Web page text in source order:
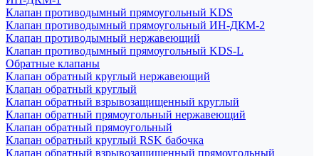
Клапан противодымный прямоугольный KDS
Клапан противодымный прямоугольный ИН-ДКМ-2
Клапан противодымный нержавеющий
Клапан противодымный прямоугольный KDS-L
Обратные клапаны
Клапан обратный круглый нержавеющий
Клапан обратный круглый
Клапан обратный взрывозащищенный круглый
Клапан обратный прямоугольный нержавеющий
Клапан обратный прямоугольный
Клапан обратный круглый RSK бабочка
Клапан обратный взрывозащищенный прямоугольный